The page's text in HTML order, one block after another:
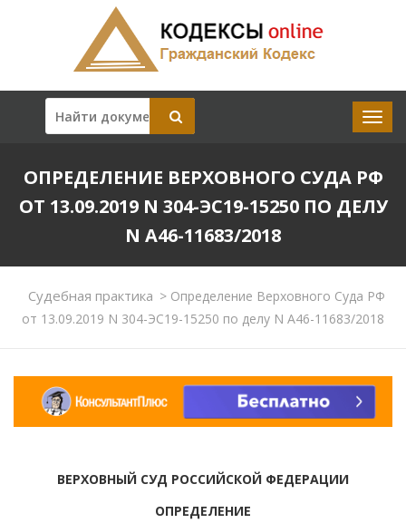
ОПРЕДЕЛЕНИЕ ВЕРХОВНОГО СУДА РФ
ОТ 13.09.2019 N 304-ЭС19-15250 ПО ДЕЛУ
N А46-11683/2018
Судебная практика >Определение Верховного Суда РФ
от 13.09.2019 N 304-ЭС19-15250 по делу N А46-11683/2018
ВЕРХОВНЫЙ СУД РОССИЙСКОЙ ФЕДЕРАЦИИ
ОПРЕДЕЛЕНИЕ